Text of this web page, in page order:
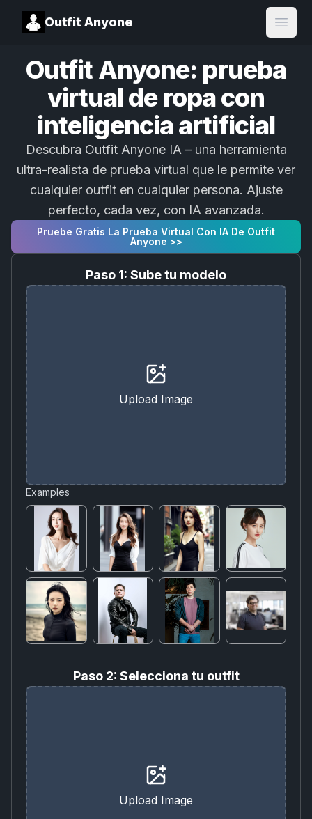
Outfit Anyone
Open
Outfit Anyone: prueba
virtual de ropa con
inteligencia artificial
Descubra Outfit Anyone IA – una herramienta
ultra-realista de prueba virtual que le permite ver
cualquier outfit en cualquier persona. Ajuste
perfecto, cada vez, con IA avanzada.
Pruebe Gratis La Prueba Virtual Con IA De Outfit
Anyone >>
Paso 1: Sube tu modelo
Upload Image
Examples
Paso 2: Selecciona tu outfit
Upload Image